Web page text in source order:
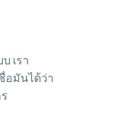
เรา
อมันได้ว่า